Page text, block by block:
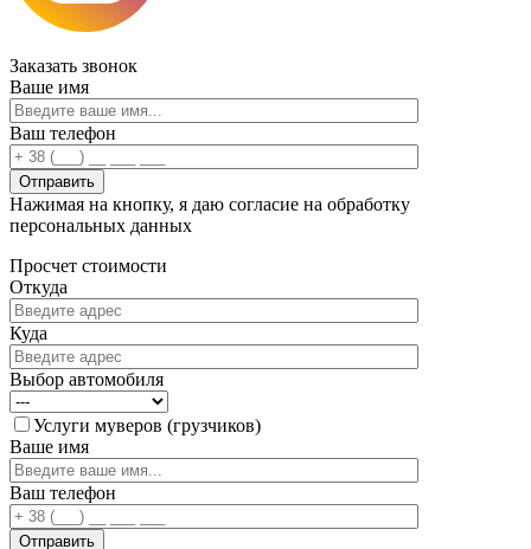
Заказать звонок
Ваше имя
Ваш телефон
Нажимая на кнопку, я даю согласие на обработку
персональных данных
Просчет стоимости
Откуда
Куда
Выбор автомобиля
Услуги муверов (грузчиков)
Ваше имя
Ваш телефон